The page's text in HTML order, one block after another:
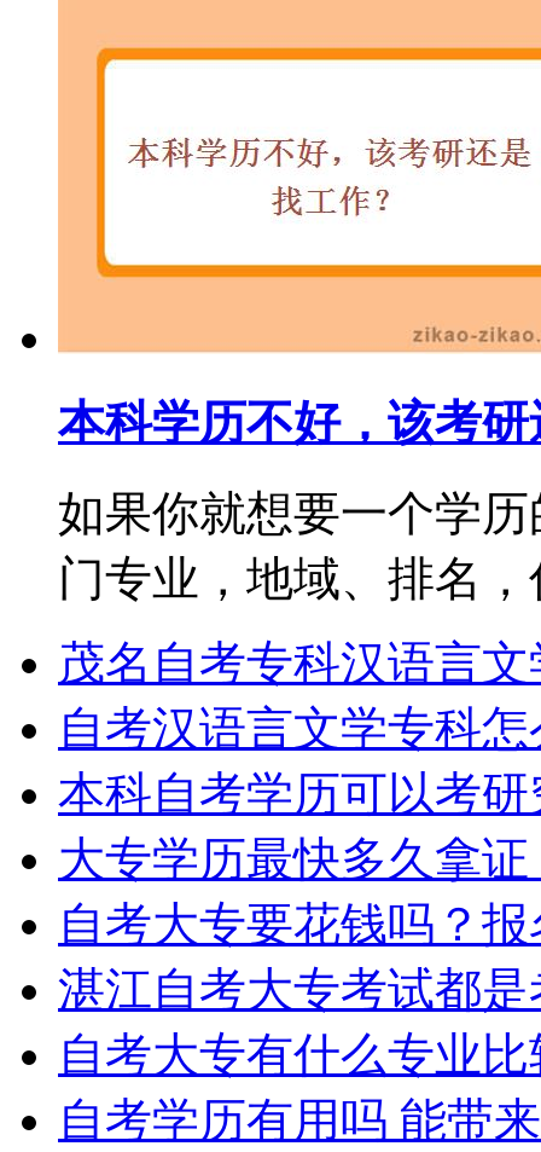
本科学历不好，该考
如果你就想要一个学
门专业，地域、排名，
茂名自考专科汉语言
自考汉语言文学专科
本科自考学历可以考
大专学历最快多久拿证
自考大专要花钱吗？
湛江自考大专考试都
自考大专有什么专业
自考学历有用吗 能带